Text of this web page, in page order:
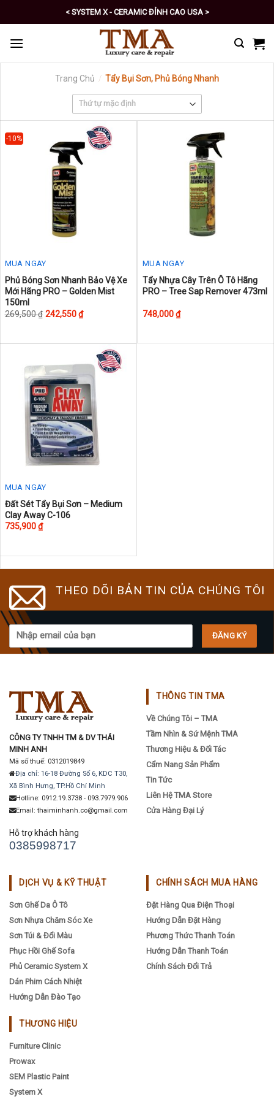
to
content
< SYSTEM X - CERAMIC ĐỈNH CAO USA >
< PRO - TỰ CHĂM SÓC XE SỐ 1 >
Trang Chủ / Tẩy Bụi Sơn, Phủ Bóng Nhanh
-10%
MUA NGAY
This
product
has
options
chosen
product
Phủ Bóng Sơn Nhanh Bảo Vệ Xe
Mới Hãng PRO – Golden Mist
150ml
269,500₫ 242,550₫
MUA NGAY
Tẩy Nhựa Cây Trên Ô Tô Hãng
PRO – Tree Sap Remover 473ml
748,000₫
MUA NGAY
Đất Sét Tẩy Bụi Sơn – Medium
Clay Away C-106
735,900₫
THEO DÕI BẢN TIN CỦA CHÚNG TÔI
CÔNG TY TNHH TM & DV THÁI
MINH ANH
Mã số thuế: 0312019849
Địa chỉ: 16-18 Đường Số 6, KDC T30,
Xã Bình Hưng, TP.Hồ Chí Minh
Hotline: 0912.19.3738 - 093.7979.906
Email: thaiminhanh.co@gmail.com
Hỗ trợ khách hàng
0385998717
THÔNG TIN TMA
Về Chúng Tôi – TMA
Tầm Nhìn & Sứ Mệnh TMA
Thương Hiệu & Đối Tác
Cẩm Nang Sản Phẩm
Tin Tức
Liên Hệ TMA Store
Cửa Hàng Đại Lý
DỊCH VỤ & KỸ THUẬT
Sơn Ghế Da Ô Tô
Sơn Nhựa Chăm Sóc Xe
Sơn Túi & Đổi Màu
Phục Hồi Ghế Sofa
Phủ Ceramic System X
Dán Phim Cách Nhiệt
Hướng Dẫn Đào Tạo
CHÍNH SÁCH MUA HÀNG
Đặt Hàng Qua Điện Thoại
Hướng Dẫn Đặt Hàng
Phương Thức Thanh Toán
Hướng Dẫn Thanh Toán
Chính Sách Đổi Trả
THƯƠNG HIỆU
Furniture Clinic
Prowax
SEM Plastic Paint
System X